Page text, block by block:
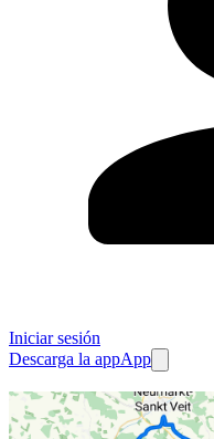
Iniciar sesión
Descarga la appApp